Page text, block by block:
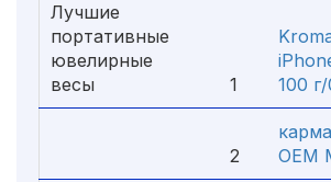
Лучшие
портативные
ювелирные
весы
1
100
2
OEM